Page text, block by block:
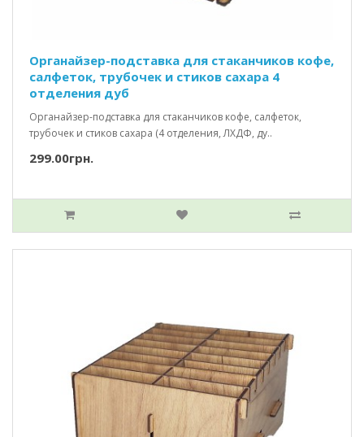
Органайзер-подставка для стаканчиков кофе,
салфеток, трубочек и стиков сахара 4
отделения дуб
Органайзер-подставка для стаканчиков кофе, салфеток,
трубочек и стиков сахара (4 отделения, ЛХДФ, ду..
299.00грн.